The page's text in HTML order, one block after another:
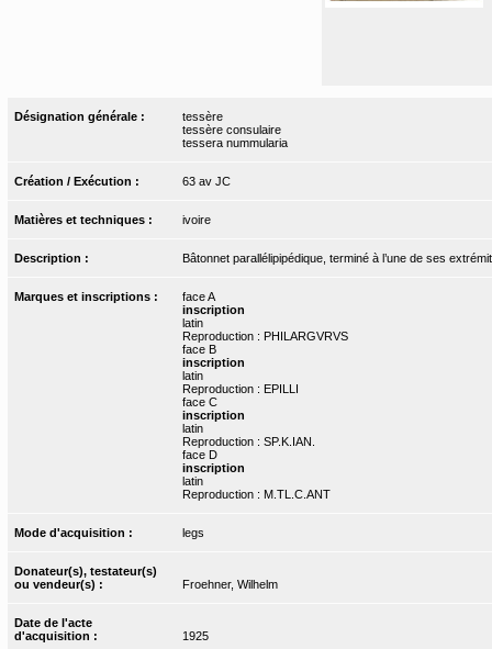
Désignation générale :
tessère
tessère consulaire
tessera nummularia
Création / Exécution : 63 av JC
Matières et techniques : ivoire
Description : Bâtonnet parallélipipédique, terminé à l’une de ses
Marques et inscriptions :
face A
inscription
latin
Reproduction : PHILARGVRVS
face B
inscription
latin
Reproduction : EPILLI
face C
inscription
latin
Reproduction : SP.K.IAN.
face D
inscription
latin
Reproduction : M.TL.C.ANT
Mode d'acquisition : legs
Donateur(s), testateur(s)
ou vendeur(s) :
Froehner, Wilhelm
Date de l'acte
d'acquisition :
1925